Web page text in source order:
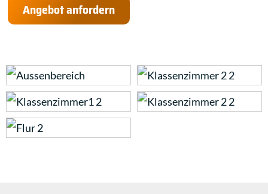
Angebot anfordern